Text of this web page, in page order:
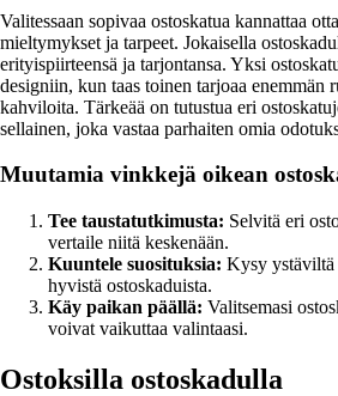
Valitessaan sopivaa ostoskatua kannattaa
mieltymykset ja tarpeet. Jokaisella
erityispiirteensä ja tarjontansa. Yksi
designiin, kun taas toinen tarjoaa enemmän
kahviloita. Tärkeää on tutustua eri
sellainen, joka vastaa parhaiten omia
Muutamia vinkkejä oikean
Tee taustatutkimusta: Selvitä eri
vertaile niitä keskenään.
Kuuntele suosituksia: Kysy
hyvistä ostoskaduista.
Käy paikan päällä: Valitsemasi
voivat vaikuttaa valintaasi.
Ostoksilla ostoskadulla